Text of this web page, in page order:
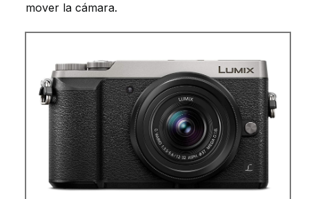
mover la cámara.